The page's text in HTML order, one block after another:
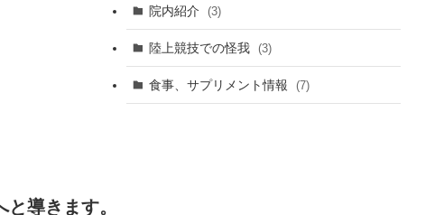
院内紹介 (3)
陸上競技での怪我 (3)
食事、サプリメント情報 (7)
導きます。